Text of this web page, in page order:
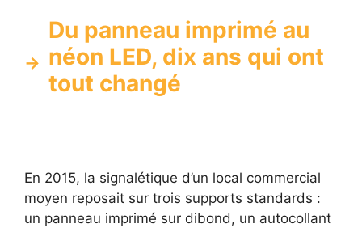
Du panneau imprimé au
néon LED, dix ans qui ont
tout changé
En 2015, la signalétique d’un local commercial
moyen reposait sur trois supports standards :
un panneau imprimé sur dibond, un autocollant